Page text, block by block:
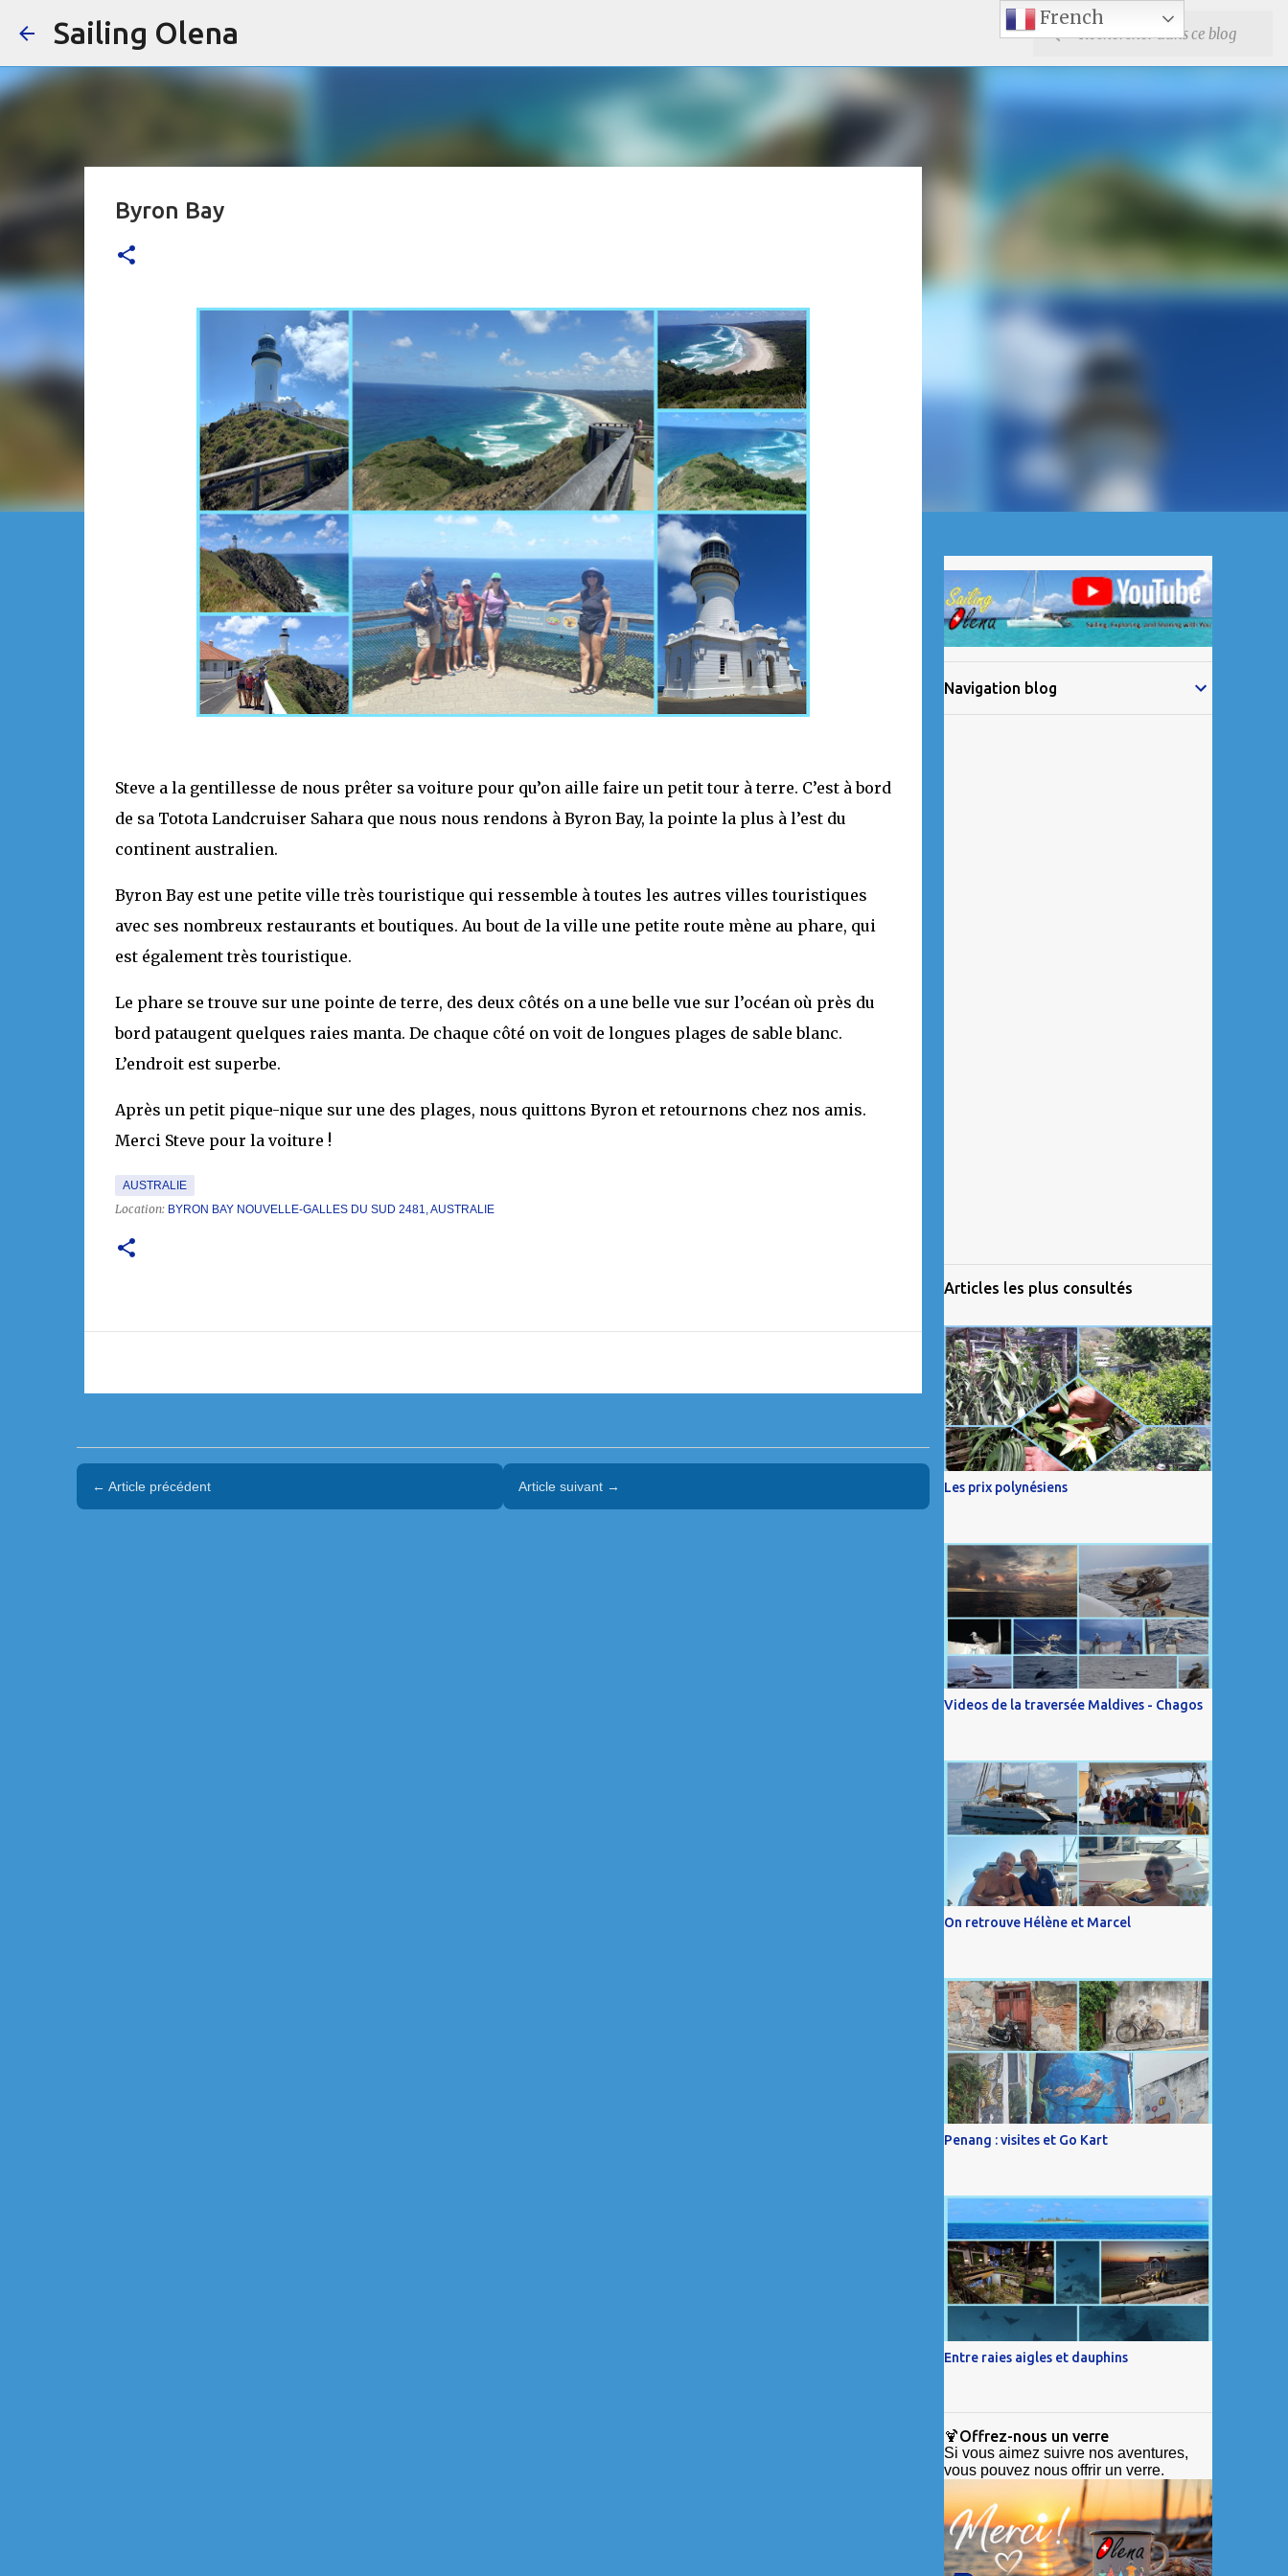
Sailing Olena
Byron Bay
Steve a la gentillesse de nous prêter sa voiture pour qu’on aille faire un petit tour à terre. C’est à bord
de sa Totota Landcruiser Sahara que nous nous rendons à Byron Bay, la pointe la plus à l’est du
continent australien.
Byron Bay est une petite ville très touristique qui ressemble à toutes les autres villes touristiques
avec ses nombreux restaurants et boutiques. Au bout de la ville une petite route mène au phare, qui
est également très touristique.
Le phare se trouve sur une pointe de terre, des deux côtés on a une belle vue sur l’océan où près du
bord pataugent quelques raies manta. De chaque côté on voit de longues plages de sable blanc.
L’endroit est superbe.
Après un petit pique-nique sur une des plages, nous quittons Byron et retournons chez nos amis.
Merci Steve pour la voiture !
AUSTRALIE
Location: BYRON BAY NOUVELLE-GALLES DU SUD 2481, AUSTRALIE
← Article précédent Article suivant →
Navigation blog
Articles les plus consultés
Les prix polynésiens
Videos de la traversée Maldives - Chagos
On retrouve Hélène et Marcel
Penang : visites et Go Kart
Entre raies aigles et dauphins
🍹Offrez-nous un verre
Si vous aimez suivre nos aventures,
vous pouvez nous offrir un verre.
French